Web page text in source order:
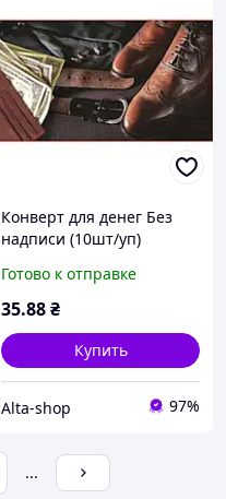
Конверт для денег Без
надписи (10шт/уп)
УПАКОВКИН
Готово к отправке
35.88₴
Купить
Alta-shop 97%
...